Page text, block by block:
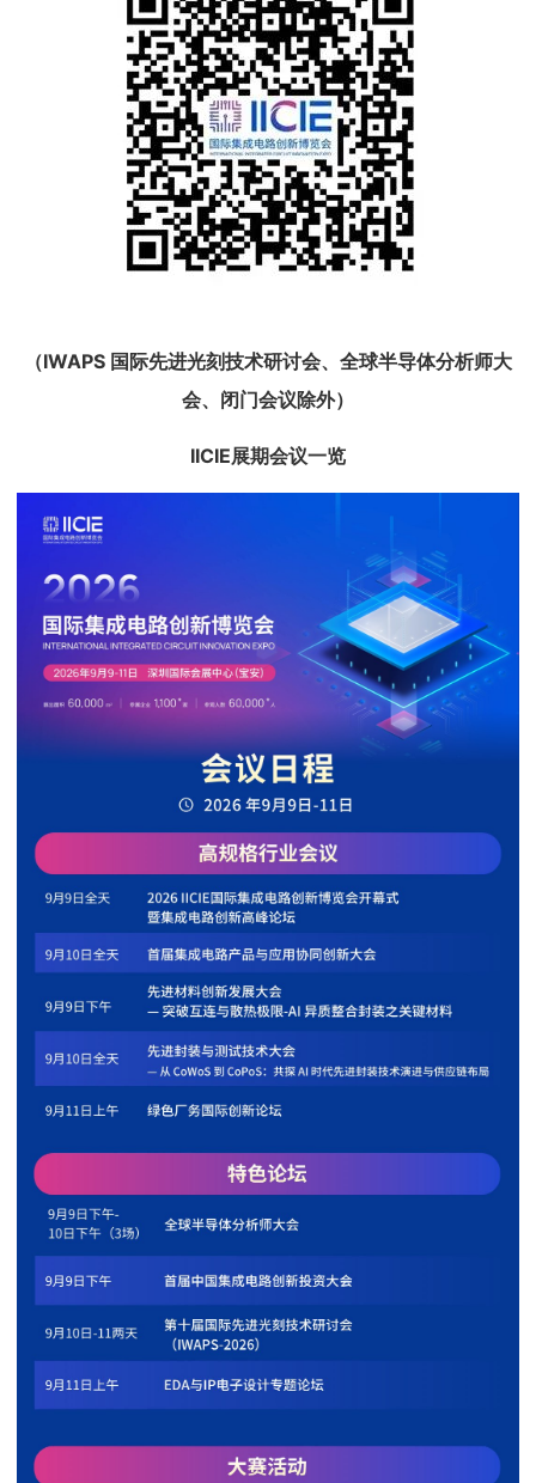
（IWAPS 国际先进光刻技术研讨会、全球半导体分析师大
会、闭门会议除外）
IICIE展期会议一览